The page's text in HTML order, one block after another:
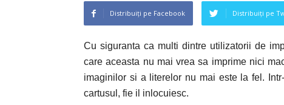
Distribuiți pe Facebook Distribuiți pe
Cu siguranta ca multi dintre utilizatorii de
care aceasta nu mai vrea sa imprime nici
imaginilor si a literelor nu mai este la fel.
cartusul, fie il inlocuiesc.